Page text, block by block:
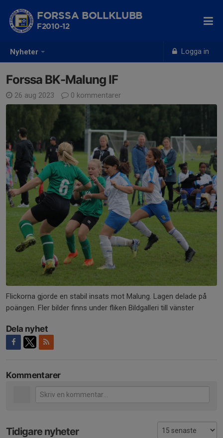
Nyheter Logga in
FORSSA BOLLKLUBB
F2010-12
Forssa BK-Malung IF
26 aug 2023 0 kommentarer
Flickorna gjorde en stabil insats mot Malung. Lagen delade på
poängen. Fler bilder finns under fliken Bildgalleri till vänster
Dela nyhet
Kommentarer
Tidigare nyheter